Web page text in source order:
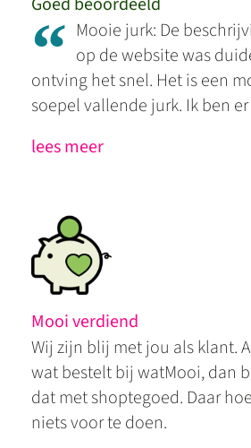
“ Mooie jurk: De
op de website was
ontving het snel. Het is een
soepel vallende jurk. Ik ben er
lees meer
Mooi verdiend
Wij zijn blij met jou als klant.
wat bestelt bij watMooi, dan
dat met shoptegoed. Daar
niets voor te doen.